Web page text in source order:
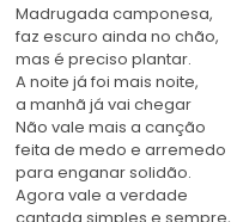
Madrugada camponesa,
faz escuro ainda no chão,
mas é preciso plantar.
A noite já foi mais noite,
a manhã já vai chegar
Não vale mais a canção
feita de medo e arremedo
para enganar solidão.
Agora vale a verdade
cantada simples e sempre,